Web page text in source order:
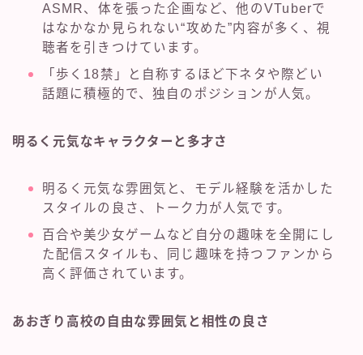
ASMR、体を張った企画など、他のVTuberで
はなかなか見られない“攻めた”内容が多く、視
聴者を引きつけています。
「歩く18禁」と自称するほど下ネタや際どい
話題に積極的で、独自のポジションが人気。
明るく元気なキャラクターと多才さ
明るく元気な雰囲気と、モデル経験を活かした
スタイルの良さ、トーク力が人気です。
百合や美少女ゲームなど自分の趣味を全開にし
た配信スタイルも、同じ趣味を持つファンから
高く評価されています。
あおぎり高校の自由な雰囲気と相性の良さ